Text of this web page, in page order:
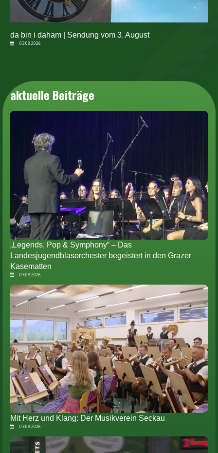
da bin i daham | Sendung vom 3. August
03.08.2026
aktuelle Beiträge
„Legends, Pop & Symphony“ – Das
Landesjugendblasorchester begeistert in den Grazer
Kasematten
03.08.2026
Mit Herz und Klang: Der Musikverein Seckau
03.08.2026